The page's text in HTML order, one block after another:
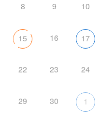
8 9 10
15 16 17
22 23 24
29 30 1